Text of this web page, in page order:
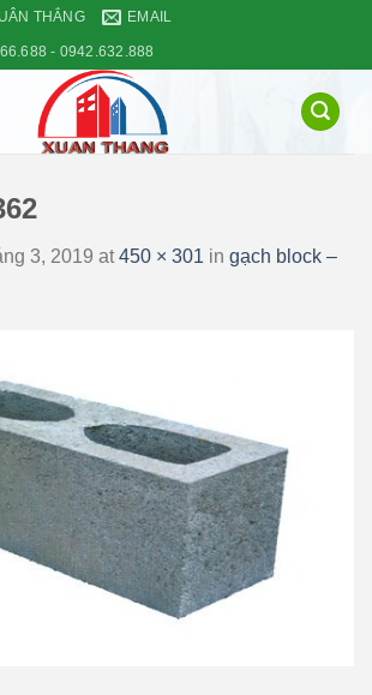
THẮNG EMAIL
- 0942.632.888
3, 2019 at450 × 301 in gạch block –